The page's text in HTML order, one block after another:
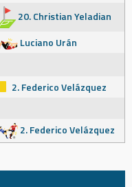
20. Christian Yeladian
Luciano Urán
2. Federico Velázquez
2. Federico Velázquez